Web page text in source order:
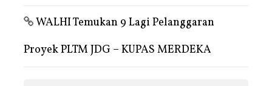
WALHI Temukan 9 Lagi Pelanggaran
Proyek PLTM JDG – KUPAS MERDEKA